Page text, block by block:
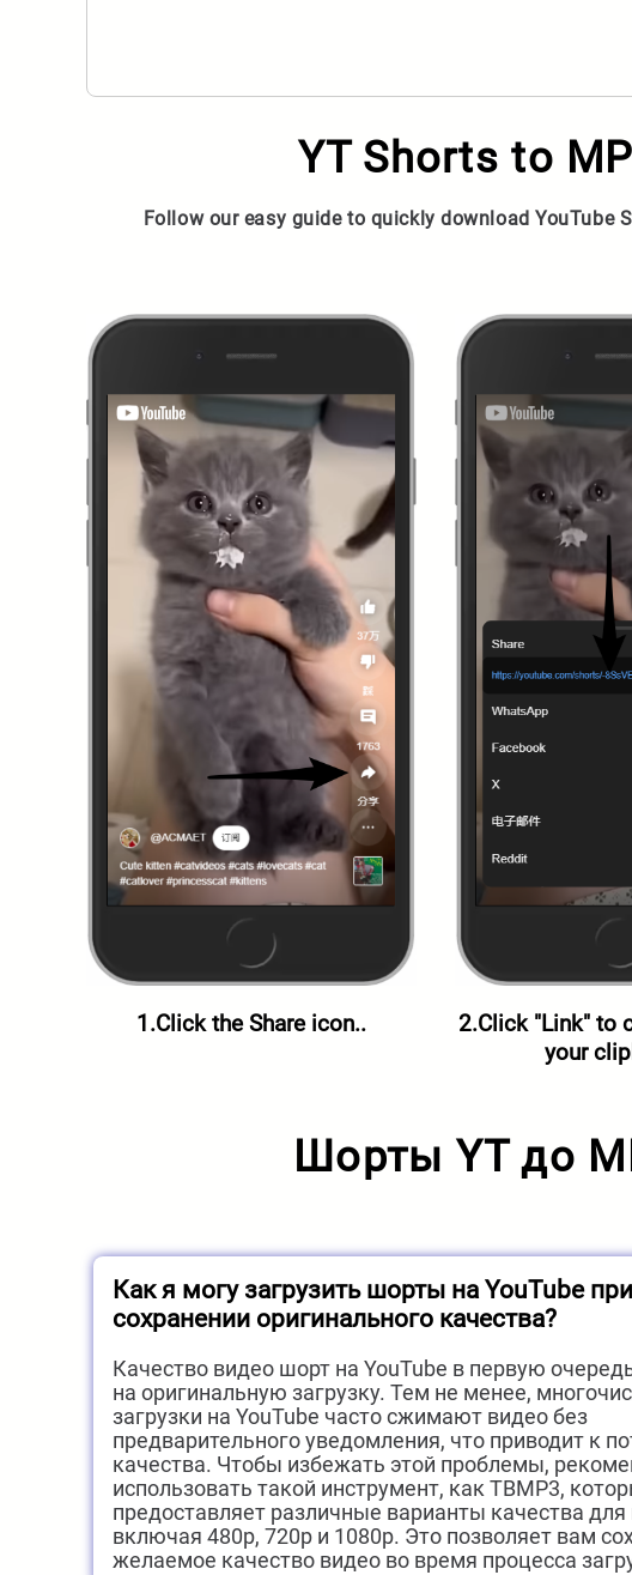
YT Shorts to
Follow our easy guide to quickly download
1.Click the Share icon..
2.Click "Link" to
your
Шорты YT до
Как я могу загрузить шорты на YouTube при
сохранении оригинального качества?
Качество видео шорт на YouTube в первую
на оригинальную загрузку. Тем не менее,
загрузки на YouTube часто сжимают видео без
предварительного уведомления, что приводит к
качества. Чтобы избежать этой проблемы,
использовать такой инструмент, как TBMP3,
предоставляет различные варианты качества
включая 480p, 720p и 1080p. Это позволяет вам
желаемое качество видео во время процесса